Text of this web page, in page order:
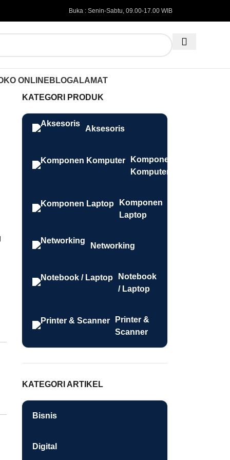
Buka : Senin-Sabtu, 09.00-17.00 WIB
ONLINE BLOGALAMAT
KATEGORI PRODUK
Aksesoris
Komponen
Komputer
Komponen
Laptop
Networking
Notebook
/ Laptop
Printer &
Scanner
KATEGORI ARTIKEL
Bisnis
Digital